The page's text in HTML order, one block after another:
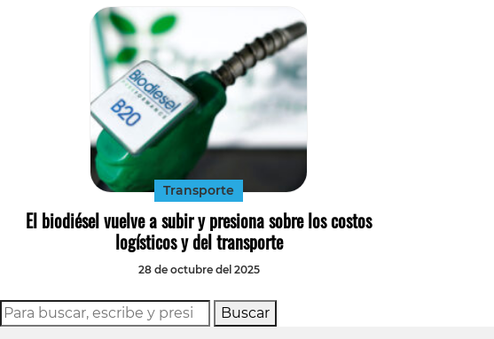
Transporte
El biodiésel vuelve a subir y presiona sobre los costos
logísticos y del transporte
28 de octubre del 2025
Buscar